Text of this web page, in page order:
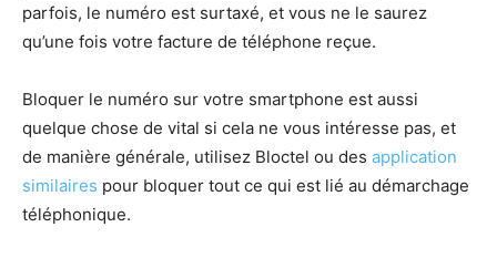
parfois, le numéro est surtaxé, et vous ne le saurez
qu’une fois votre facture de téléphone reçue.
Bloquer le numéro sur votre smartphone est aussi
quelque chose de vital si cela ne vous intéresse pas, et
de manière générale, utilisez Bloctel ou des application
similaires pour bloquer tout ce qui est lié au démarchage
téléphonique.